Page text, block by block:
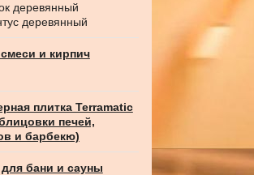
деревянный
деревянный
и кирпич
плитка Terramatic
печей,
и барбекю)
бани и сауны